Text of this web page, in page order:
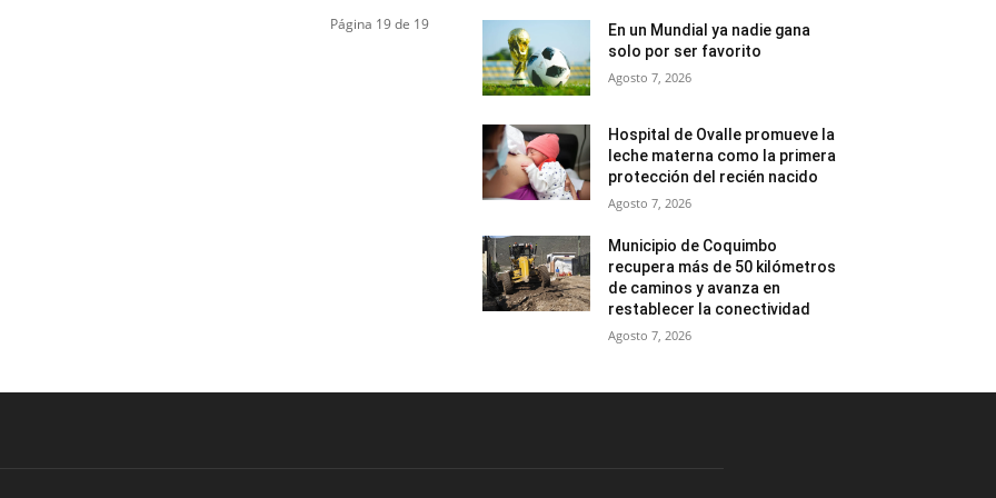
Página 19 de 19
En un Mundial ya nadie gana
solo por ser favorito
Agosto 7, 2026
Hospital de Ovalle promueve la
leche materna como la primera
protección del recién nacido
Agosto 7, 2026
Municipio de Coquimbo
recupera más de 50 kilómetros
de caminos y avanza en
restablecer la conectividad
Agosto 7, 2026